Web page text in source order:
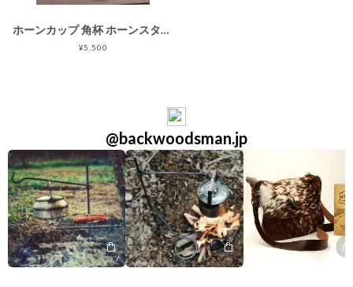
ホーンカップ 角杯 ホーンスタンド付き
¥5,500
@backwoodsman.jp